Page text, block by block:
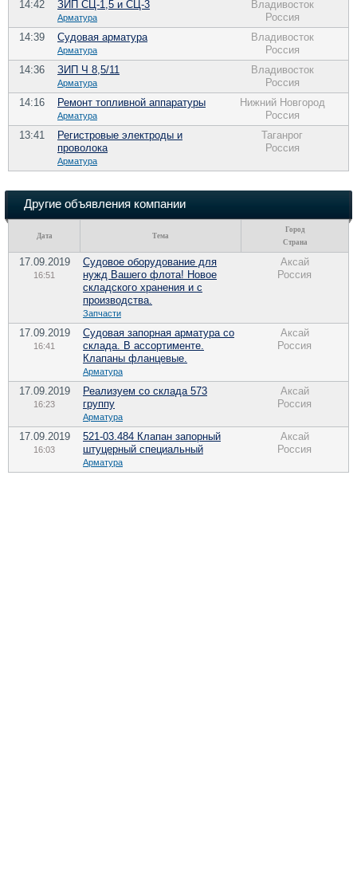
14:42 ЗИП СЦ-1,5 и СЦ-3
Арматура
Владивосток
Россия
14:39
Судовая арматура
Арматура
Владивосток
Россия
14:36
ЗИП Ч 8,5/11
Арматура
Владивосток
Россия
14:16
Ремонт топливной аппаратуры
Арматура
Нижний Новгород
Россия
13:41
Регистровые электроды и
проволока
Арматура
Таганрог
Россия
Другие объявления компании
Дата Тема
Город
Страна
17.09.2019
16:51
Судовое оборудование для
нужд Вашего флота! Новое
складского хранения и с
производства.
Запчасти
Аксай
Россия
17.09.2019
16:41
Судовая запорная арматура со
склада. В ассортименте.
Клапаны фланцевые.
Арматура
Аксай
Россия
17.09.2019
16:23
Реализуем со склада 573
группу
Арматура
Аксай
Россия
17.09.2019
16:03
521-03.484 Клапан запорный
штуцерный специальный
Арматура
Аксай
Россия